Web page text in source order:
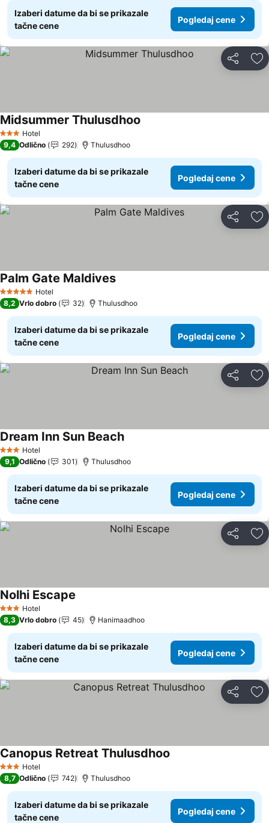
Izaberi datume da bi se prikazale
tačne cene
Pogledaj cene
Deli
3 Zvezdice
Hotel
Midsummer Thulusdhoo
9,4 Odlično 292 Thulusdhoo
Izaberi datume da bi se prikazale
tačne cene
Pogledaj cene
Deli
5 ZvezdiceHotel
Palm Gate Maldives
8,2 Vrlo dobro 32 Thulusdhoo
Izaberi datume da bi se prikazale
tačne cene
Pogledaj cene
Deli
3 Zvezdice
Hotel
Dream Inn Sun Beach
9,1 Odlično 301 Thulusdhoo
Izaberi datume da bi se prikazale
tačne cene
Pogledaj cene
Deli
3 Zvezdice
Hotel
Nolhi Escape
8,3 Vrlo dobro 45 Hanimaadhoo
Izaberi datume da bi se prikazale
tačne cene
Pogledaj cene
Deli
3 Zvezdice
Hotel
Canopus Retreat Thulusdhoo
8,7 Odlično 742 Thulusdhoo
Izaberi datume da bi se prikazale
tačne cene
Pogledaj cene